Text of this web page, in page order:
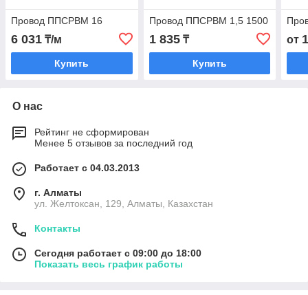
Провод ППСРВМ 16
6 031 ₸/м
Купить
Провод ППСРВМ 1,5 1500
1 835₸
Купить
от
О нас
Рейтинг не сформирован
Менее 5 отзывов за последний год
Работает с 04.03.2013
г. Алматы
ул. Желтоксан, 129, Алматы, Казахстан
Контакты
Сегодня работает с 09:00 до 18:00
Показать весь график работы